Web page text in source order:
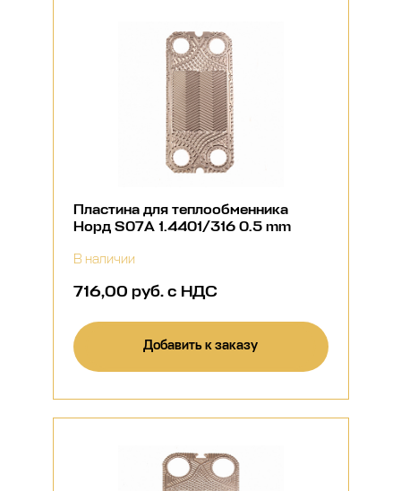
Пластина для теплообменника
Норд S07A 1.4401/316 0.5 mm
В наличии
716,00 руб. с НДС
Добавить к заказу